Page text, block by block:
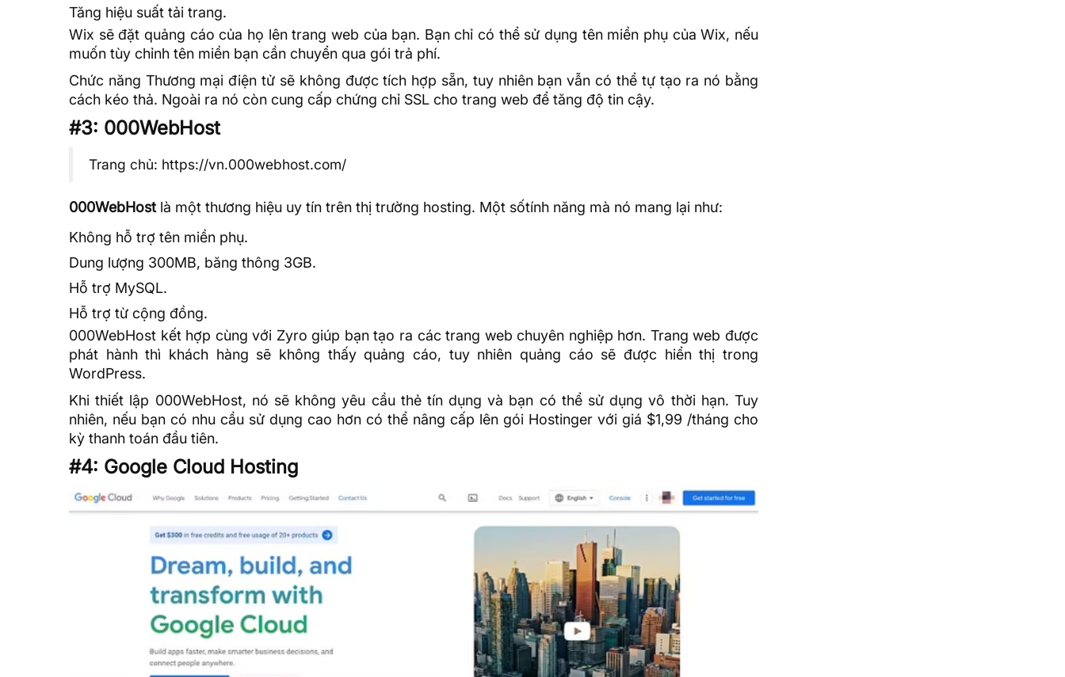
Tăng hiệu suất tải trang.
Wix sẽ đặt quảng cáo của họ lên trang web của bạn. Bạn chỉ có thể sử dụng tên miền phụ của Wix, nếu
muốn tùy chỉnh tên miền bạn cần chuyển qua gói trả phí.
Chức năng Thương mại điện tử sẽ không được tích hợp sẵn, tuy nhiên bạn vẫn có thể tự tạo ra nó bằng
cách kéo thả. Ngoài ra nó còn cung cấp chứng chỉ SSL cho trang web để tăng độ tin cậy.
#3: 000WebHost
Trang chủ: https://vn.000webhost.com/
000WebHost là một thương hiệu uy tín trên thị trường hosting. Một sốtính năng mà nó mang lại như:
Không hỗ trợ tên miền phụ.
Dung lượng 300MB, băng thông 3GB.
Hỗ trợ MySQL.
Hỗ trợ từ cộng đồng.
000WebHost kết hợp cùng với Zyro giúp bạn tạo ra các trang web chuyên nghiệp hơn. Trang web được
phát hành thì khách hàng sẽ không thấy quảng cáo, tuy nhiên quảng cáo sẽ được hiển thị trong
WordPress.
Khi thiết lập 000WebHost, nó sẽ không yêu cầu thẻ tín dụng và bạn có thể sử dụng vô thời hạn. Tuy
nhiên, nếu bạn có nhu cầu sử dụng cao hơn có thể nâng cấp lên gói Hostinger với giá $1,99 /tháng cho
kỳ thanh toán đầu tiên.
#4: Google Cloud Hosting